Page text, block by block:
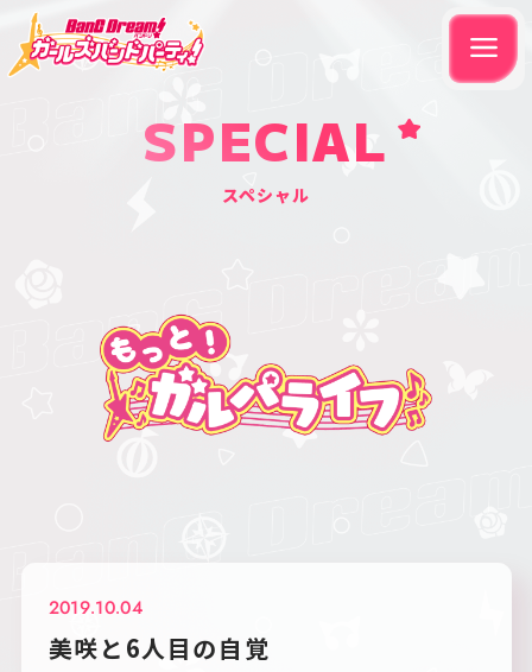
SPECIAL
スペシャル
2019.10.04
美咲と6人目の自覚